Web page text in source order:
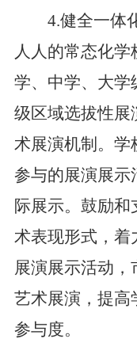
4.健全一体化
人人的常态化
学、中学、大学
级区域选拔性展
术展演机制。学
参与的展演展示
际展示。鼓励
术表现形式，着
展演展示活动，
艺术展演，提高
参与度。